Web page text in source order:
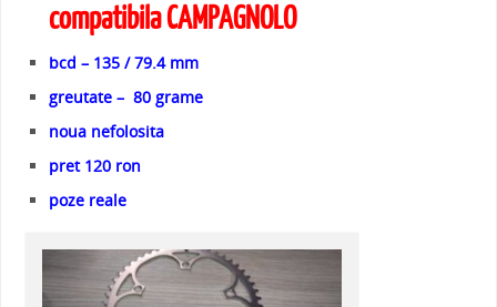
compatibila CAMPAGNOLO
bcd – 135 / 79.4 mm
greutate – 80 grame
noua nefolosita
pret 120 ron
poze reale